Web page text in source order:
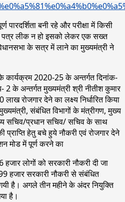
पारदर्शिता बनी रहे और परीक्षा में किसी
पत्र लीक न हो इसको लेकर एक सख्त
के सत्र में लाने का मुख्यमंत्री ने
2020-25 के अन्तर्गत दिनांक-
के अन्तर्गत मुख्यमंत्री श्री नीतीश कुमार
रोजगार देने का लक्ष्य निर्धारित किया
संबंधित विभागों के मंत्रीगण, मुख्य
सचिव/प्रधान सचिव/ सचिव के साथ
हेतु बचे हुये नौकरी एवं रोजगार देने
मोड में पूर्ण करने का
लोगों को सरकारी नौकरी दी जा
हजार सरकारी नौकरी से संबंधित
है। अगले तीन महीने के अंदर नियुक्ति
है।